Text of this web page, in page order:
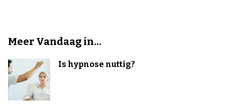
Meer Vandaag in...
Is hypnose nuttig?